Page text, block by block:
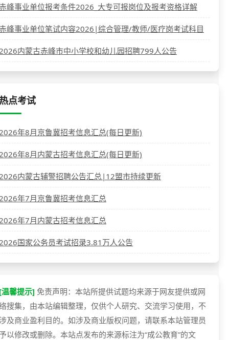
峰事业单位报考条件2026_大专可报岗位及报考资格详解
峰事业单位笔试内容2026|综合管理/教师/医疗岗考试科目
内蒙古赤峰市中小学校和幼儿园招聘799人公告
点考试
年8月京鲁冀招考信息汇总(每日更新)
年8月内蒙古招考信息汇总(每日更新)
内蒙古辅警招聘公告汇总|12盟市持续更新
年7月京鲁冀招考信息汇总
年7月内蒙古招考信息汇总
国家公务员考试招录3.81万人公告
馨提示] 免责声明：本站所提供试题均来源于网友提供或网
搜集，由本站编辑整理，仅供个人研究、交流学习使用，不
及商业盈利目的。如涉及商业版权问题，请联系本站管理员
以修改或删除。本站点发布的来源标注为“成公教育”的文